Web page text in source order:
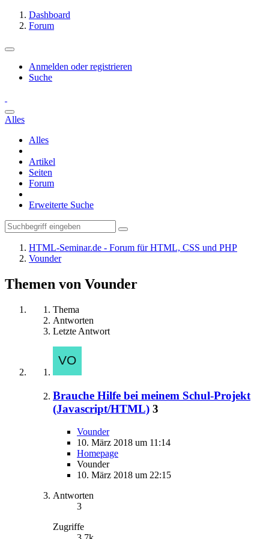
Dashboard
Forum
Anmelden oder registrieren
Suche
Alles
Alles
Artikel
Seiten
Forum
Erweiterte Suche
HTML-Seminar.de - Forum für HTML, CSS und PHP
Vounder
Themen von Vounder
Thema
Antworten
Letzte Antwort
Brauche Hilfe bei meinem Schul-Projekt
(Javascript/HTML) 3
Vounder
10. März 2018 um 11:14
Homepage
Vounder
10. März 2018 um 22:15
Antworten
3
Zugriffe